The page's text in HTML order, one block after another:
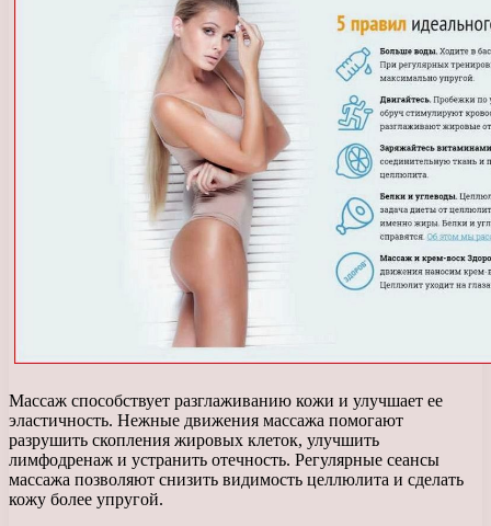
Массаж способствует разглаживанию кожи и улучшает ее
эластичность. Нежные движения массажа помогают
разрушить скопления жировых клеток, улучшить
лимфодренаж и устранить отечность. Регулярные сеансы
массажа позволяют снизить видимость целлюлита и сделать
кожу более упругой.